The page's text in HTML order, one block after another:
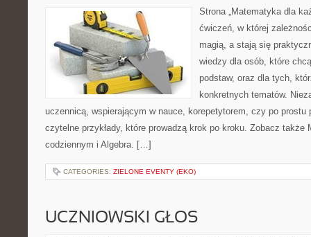
Strona „Matematyka dla
ćwiczeń, w której
magią, a stają się
wiedzy dla osób, które
podstaw, oraz dla tych,
konkretnych tematów.
uczennicą, wspierającym w nauce, korepetytorem, czy po prostu
czytelne przykłady, które prowadzą krok po kroku. Zobacz także
codziennym i Algebra. […]
CATEGORIES: ZIELONE EVENTY (EKO)
UCZNIOWSKI GŁOS